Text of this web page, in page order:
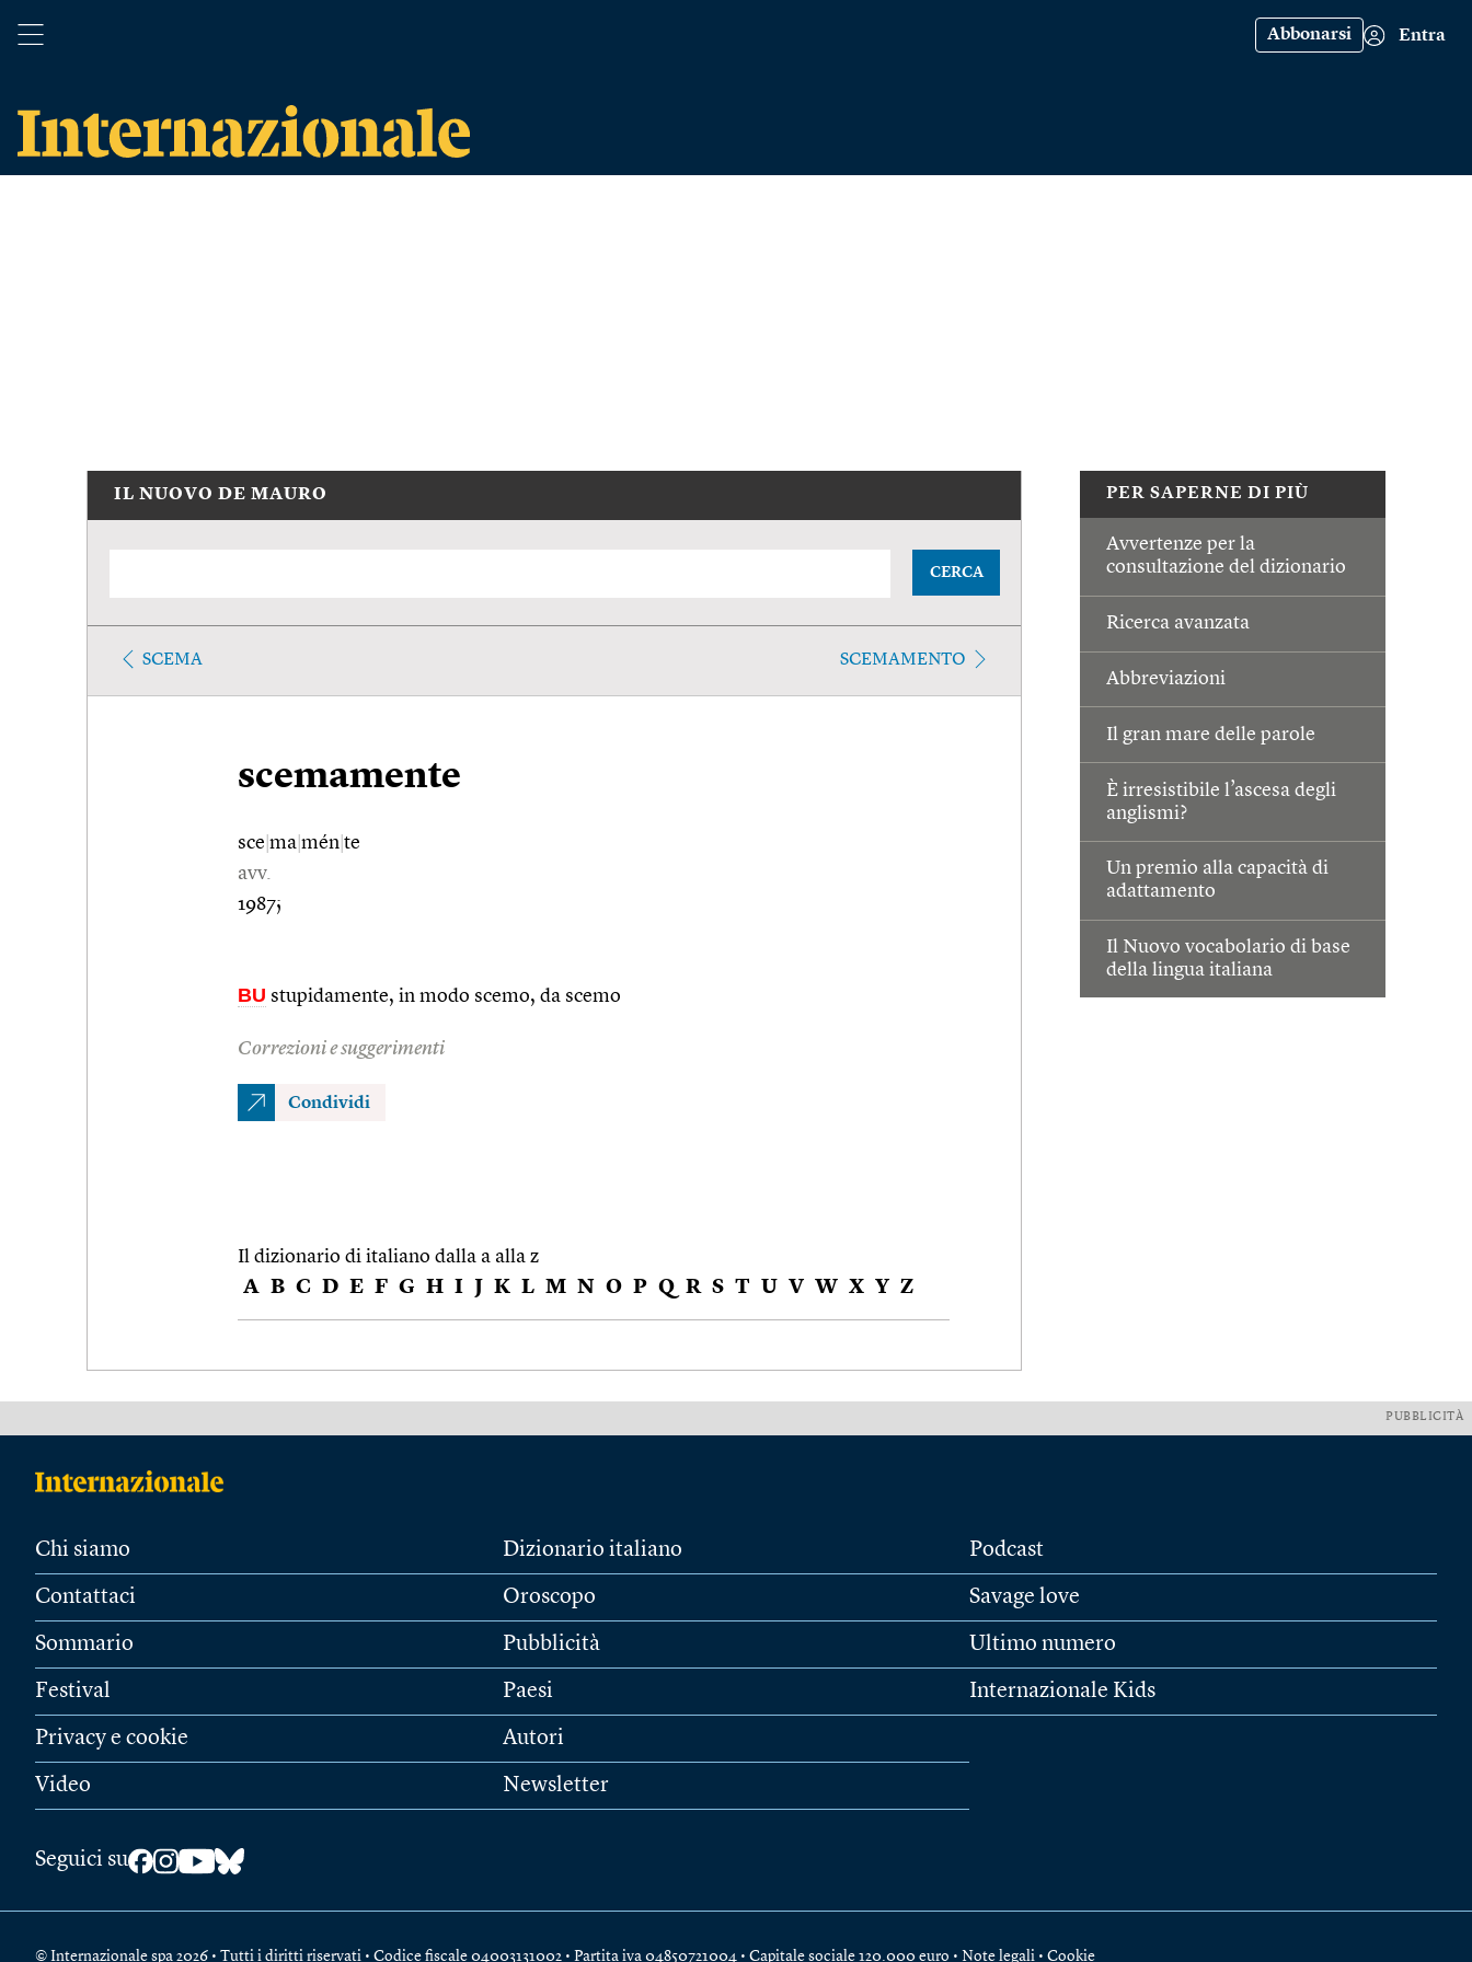
Abbonarsi Entra
PER SAPERNE DI PIÙ
Avvertenze per la
consultazione del dizionario
Ricerca avanzata
Abbreviazioni
Il gran mare delle parole
È irresistibile l’ascesa degli
anglismi?
Un premio alla capacità di
adattamento
Il Nuovo vocabolario di base
della lingua italiana
IL NUOVO DE MAURO
CERCA
SCEMA SCEMAMENTO
scemamente
sce ma mén te
avv.
1987;
BU stupidamente, in modo scemo, da scemo
Correzioni e suggerimenti
Condividi
Il dizionario di italiano dalla a alla z
A B C D E F G H I J K L M N O P Q R S T U V W X Y Z
PUBBLICITÀ
Chi siamo
Contattaci
Sommario
Festival
Privacy e cookie
Video
Dizionario italiano
Oroscopo
Pubblicità
Paesi
Autori
Newsletter
Podcast
Savage love
Ultimo numero
Internazionale Kids
Seguici su
© Internazionale spa 2026 • Tutti i diritti riservati • Codice fiscale 04003131002 • Partita iva 04850721004 • Capitale sociale 120.000 euro • Note legali • Cookie